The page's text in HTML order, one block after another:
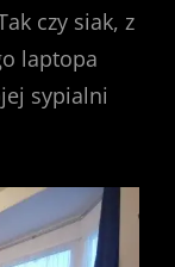
czy siak, z
laptopa
sypialni